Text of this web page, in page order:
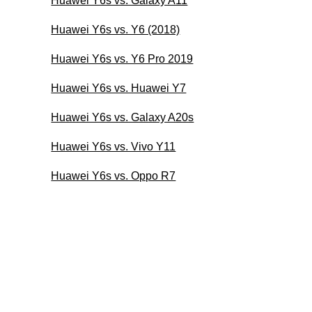
Huawei Y6s vs. Y6 (2018)
Huawei Y6s vs. Y6 Pro 2019
Huawei Y6s vs. Huawei Y7
Huawei Y6s vs. Galaxy A20s
Huawei Y6s vs. Vivo Y11
Huawei Y6s vs. Oppo R7